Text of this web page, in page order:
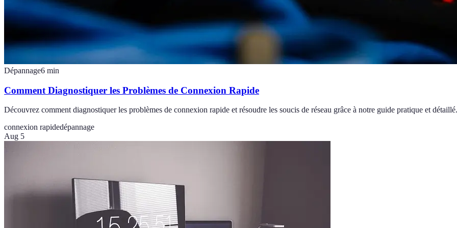
Dépannage6 min
Comment Diagnostiquer les Problèmes de Connexion Rapide
Découvrez comment diagnostiquer les problèmes de connexion rapide et résoudre les soucis de réseau grâce à notre guide pratique et détaillé.
connexion rapidedépannage
Aug 5